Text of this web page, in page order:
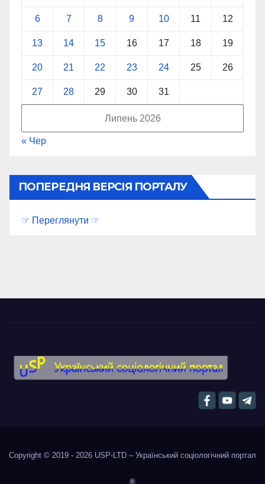
Липень 2026
6 7 8 9 10 11 12
13 14 15 16 17 18 19
20 21 22 23 24 25 26
27 28 29 30 31
« Чер
ПОПЕРЕДНЯ ВЕРСІЯ ПОРТАЛУ
☞ Переглянути ☞
Copyright © 2019 - 2026 USP-LTD – Український соціологічний портал
®